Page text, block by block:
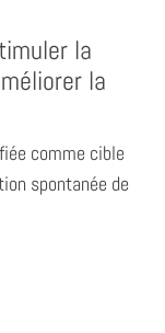
la
la
comme cible
spontanée de